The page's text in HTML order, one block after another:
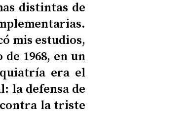
distintas de
mis estudios,
1968, en un
era el
la defensa de
contra la triste